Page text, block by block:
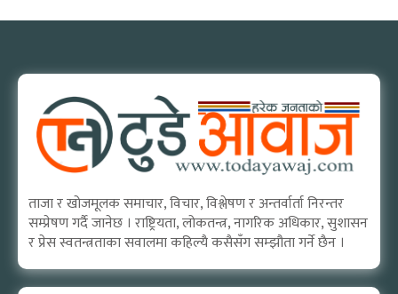
ताजा र खोजमूलक समाचार, विचार, विश्लेषण र अन्तर्वार्ता निरन्तर
सम्प्रेषण गर्दै जानेछ । राष्ट्रियता, लोकतन्त्र, नागरिक अधिकार, सुशासन
र प्रेस स्वतन्त्रताका सवालमा कहिल्यै कसैसँग सम्झौता गर्ने छैन ।